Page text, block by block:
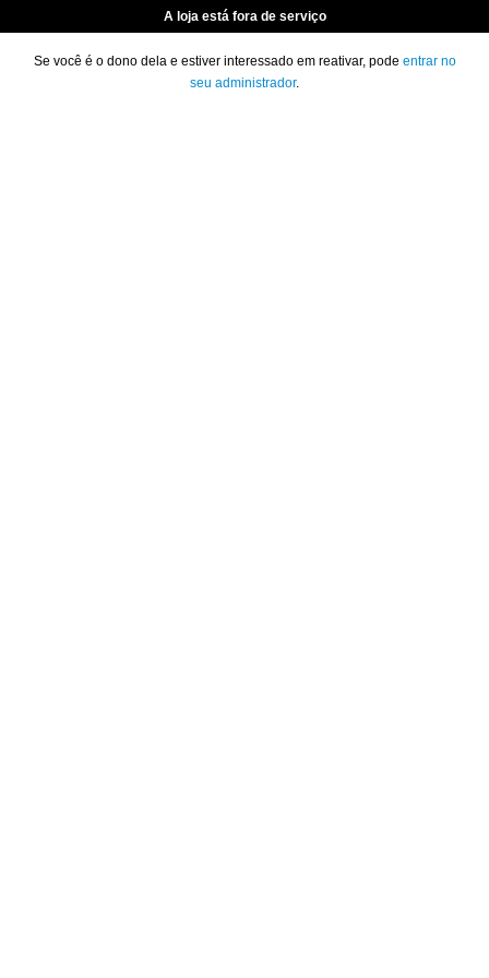
A loja está fora de serviço
Se você é o dono dela e estiver interessado em reativar, pode entrar no
seu administrador.